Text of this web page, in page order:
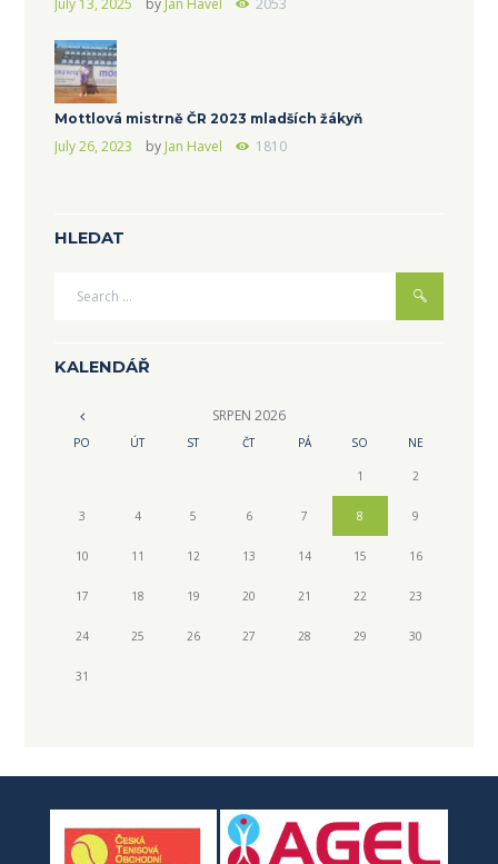
July 13, 2025 by Jan Havel 2053
Mottlová mistrně ČR 2023 mladších žákyň
July 26, 2023 by Jan Havel 1810
HLEDAT
KALENDÁŘ
SRPEN 2026
PO ÚT ST ČT PÁ SO NE
1 2
3 4 5 6 7 8 9
10 11 12 13 14 15 16
17 18 19 20 21 22 23
24 25 26 27 28 29 30
31